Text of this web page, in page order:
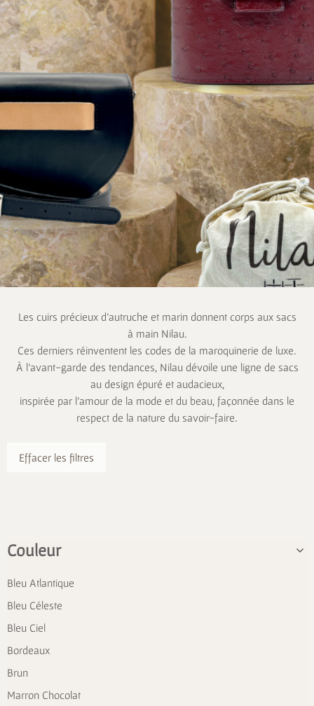
Les cuirs précieux d’autruche et marin donnent corps aux sacs
à main Nilau.
Ces derniers réinventent les codes de la maroquinerie de luxe.
À l’avant-garde des tendances, Nilau dévoile une ligne de sacs
au design épuré et audacieux,
inspirée par l’amour de la mode et du beau, façonnée dans le
respect de la nature du savoir-faire.
Effacer les filtres
Couleur
Bleu Atlantique
Bleu Céleste
Bleu Ciel
Bordeaux
Brun
Marron Chocolat